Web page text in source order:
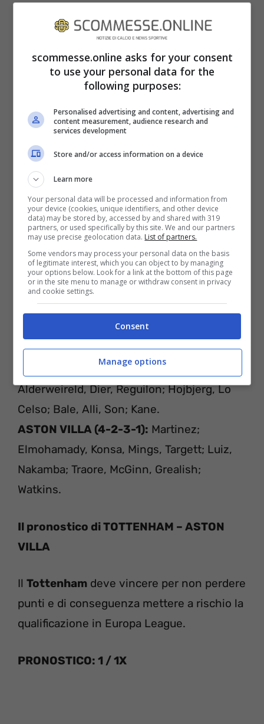
TOTTENHAM – ASTON VILLA
Le condizioni meteo diTottenham – Aston
nuvoloso, condizioni del campo buone.
TOTTENHAM – ASTON VILLA
E PROBABILI FORMAZIONI
TOTTENHAM (4-2-3-1):Lloris; Tanganga,
Alderweireld, Dier, Reguilon; Hojbjerg, Lo
Celso; Bale, Alli, Son; Kane.
ASTON VILLA (4-2-3-1): Martinez;
Elmohamady, Konsa, Mings, Targett; Luiz,
Nakamba; Traore, McGinn, Grealish;
Watkins.
Il pronostico di TOTTENHAM – ASTON
VILLA
Il Tottenham deve vincere per non perdere
punti e di conseguenza mettere a rischio la
qualificazione in Europa League.
PRONOSTICO: 1 / 1X
scommesse.online asks for your consent
to use your personal data for the
following purposes:
Personalised advertising and content, advertising and
content measurement, audience research and
services development
Store and/or access information on a device
Learn more
Your personal data will be processed and information from
your device (cookies, unique identifiers, and other device
data) may be stored by, accessed by and shared with 319
partners, or used specifically by this site. We and our partners
may use precise geolocation data. List of partners.
Some vendors may process your personal data on the basis
of legitimate interest, which you can object to by managing
your options below. Look for a link at the bottom of this page
or in the site menu to manage or withdraw consent in privacy
and cookie settings.
Consent
Manage options